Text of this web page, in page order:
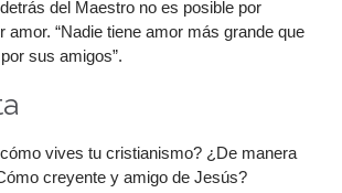
del Maestro no es posible por
amor. “Nadie tiene amor más grande que
sus amigos”.
vives tu cristianismo? ¿De manera
creyente y amigo de Jesús?